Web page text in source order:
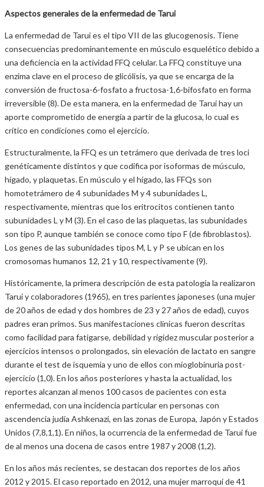
Aspectos generales de la enfermedad de Tarui
La enfermedad de Tarui es el tipo VII de las glucogenosis. Tiene
consecuencias predominantemente en músculo esquelético debido a
una deficiencia en la actividad FFQ celular. La FFQ constituye una
enzima clave en el proceso de glicólisis, ya que se encarga de la
conversión de fructosa-6-fosfato a fructosa-1,6-bifosfato en forma
irreversible (8). De esta manera, en la enfermedad de Tarui hay un
aporte comprometido de energía a partir de la glucosa, lo cual es
crítico en condiciones como el ejercicio.
Estructuralmente, la FFQ es un tetrámero que derivada de tres loci
genéticamente distintos y que codifica por isoformas de músculo,
hígado, y plaquetas. En músculo y el hígado, las FFQs son
homotetrámero de 4 subunidades M y 4 subunidades L,
respectivamente, mientras que los eritrocitos contienen tanto
subunidades L y M (3). En el caso de las plaquetas, las subunidades
son tipo P, aunque también se conoce como tipo F (de fibroblastos).
Los genes de las subunidades tipos M, L y P se ubican en los
cromosomas humanos 12, 21 y 10, respectivamente (9).
Históricamente, la primera descripción de esta patología la realizaron
Tarui y colaboradores (1965), en tres parientes japoneses (una mujer
de 20 años de edad y dos hombres de 23 y 27 años de edad), cuyos
padres eran primos. Sus manifestaciones clínicas fueron descritas
como facilidad para fatigarse, debilidad y rigidez muscular posterior a
ejercicios intensos o prolongados, sin elevación de lactato en sangre
durante el test de isquemia y uno de ellos con mioglobinuria post-
ejercicio (1,0). En los años posteriores y hasta la actualidad, los
reportes alcanzan al menos 100 casos de pacientes con esta
enfermedad, con una incidencia particular en personas con
ascendencia judía Ashkenazi, en las zonas de Europa, Japón y Estados
Unidos (7,8,1,1). En niños, la ocurrencia de la enfermedad de Tarui fue
de al menos una docena de casos entre 1987 y 2008 (1,2).
En los años más recientes, se destacan dos reportes de los años
2012 y 2015. El caso reportado en 2012, una mujer marroquí de 41